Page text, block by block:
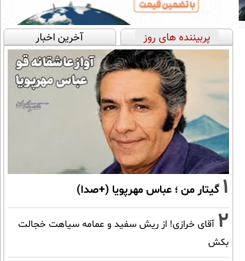
پربیننده های روز آخرین اخبار
1 گیتار من ؛ عباس مهرپویا (+صدا)
2 آقای خرازی! از ریش سفید و عمامه سیاهت خجالت
بکش